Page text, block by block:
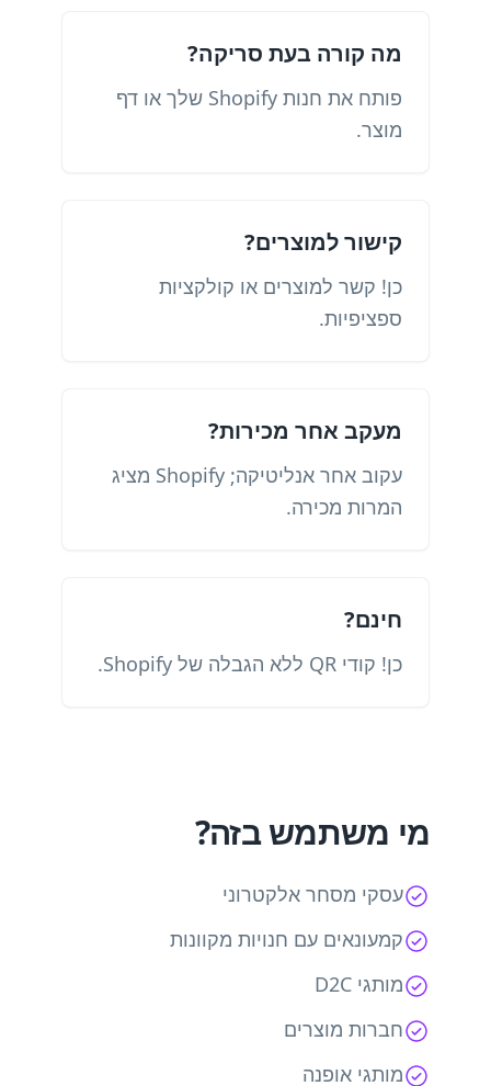
מה קורה בעת סריקה?
פותח את חנות Shopify שלך או דף
מוצר.
קישור למוצרים?
כן! קשר למוצרים או קולקציות
ספציפיות.
מעקב אחר מכירות?
עקוב אחר אנליטיקה; Shopify מציג
המרות מכירה.
חינם?
כן! קודי QR ללא הגבלה של Shopify.
מי משתמש בזה?
עסקי מסחר אלקטרוני
קמעונאים עם חנויות מקוונות
מותגי D2C
חברות מוצרים
מותגי אופנה